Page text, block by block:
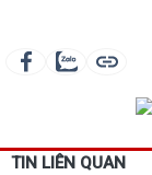
TIN LIÊN QUAN